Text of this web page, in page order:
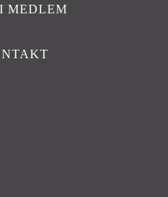
MEDLEM